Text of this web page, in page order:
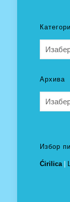
Архива
Избор
Ćirilica|